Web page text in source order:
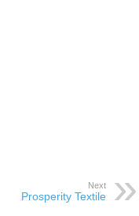
Next
Prosperity Textile